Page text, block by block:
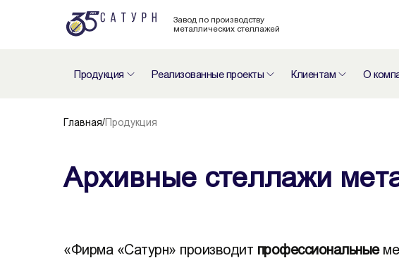
Завод по производству
металлических стеллажей
Продукция Реализованные проекты Клиентам О
Главная/Продукция
Архивные стеллажи
«Фирма «Сатурн» производит профессиональные